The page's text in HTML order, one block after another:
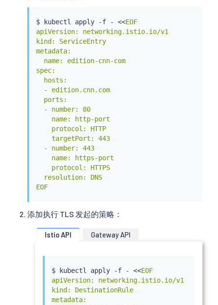
$ kubectl apply -f - <<EOF
apiVersion: networking.istio.io/v1
kind: ServiceEntry
metadata:
  name: edition-cnn-com
spec:
  hosts:
  - edition.cnn.com
  ports:
  - number: 80
    name: http-port
    protocol: HTTP
    targetPort: 443
  - number: 443
    name: https-port
    protocol: HTTPS
  resolution: DNS
EOF
添加执行 TLS 发起的策略：
Istio API Gateway API
$ kubectl apply -f - <<EOF
apiVersion: networking.istio.io/v1
kind: DestinationRule
metadata: